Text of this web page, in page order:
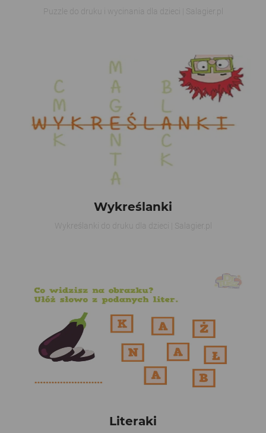
Puzzle do druku i wycinania dla dzieci | Salagier.pl
Wykreślanki
Wykreślanki do druku dla dzieci | Salagier.pl
Literaki